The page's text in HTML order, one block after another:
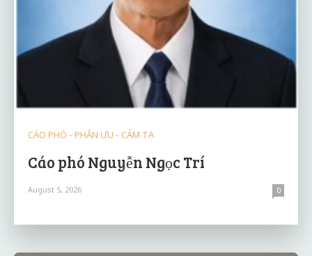
CÁO PHÓ - PHÂN ƯU - CẢM TẠ
Cáo phó Nguyễn Ngọc Trí
August 5, 2026 0